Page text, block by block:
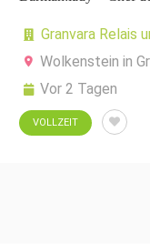
Granvara Relais
Wolkenstein in
Vor 2 Tagen
VOLLZEIT